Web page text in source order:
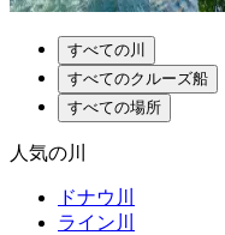
すべての川
すべてのクルーズ船
すべての場所
人気の川
ドナウ川
ライン川